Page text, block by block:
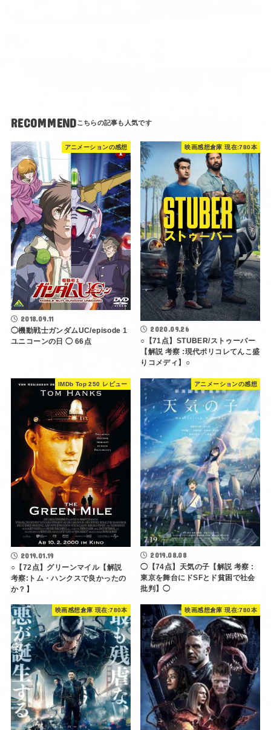
2018.09.11
◯機動戦士ガンダムUC/episode 1
ユニコーンの日 ◯ 66点
2020.09.26
○【71点】STUBER/ストゥーバー
【解説 考察 :現代ポリコレてんこ盛
りコメディ】○
IMDb Top 250 レビュー
2019.01.19
○【72点】グリーンマイル【解説
考察:トム・ハンクスで良かったの
か？】
アニメーションの感想
2019.08.08
◯【74点】天気の子【解説 考察 :
東京を舞台にドSFとド貧困で社会
批判】◯
映画感想倉庫 現在:780本
2018.11.07
△【57点】ヴェノム【ハリウッド
版『ど根性ガエル』が最高】△
映画感想倉庫 現在:780本
2021.12.13
△【59点】ヴェノム:レット・ゼ
ア・ビー・カーネイジ【解説 考
察：シナリオが惜しい】△
UHD BDレビュー IMDb Top 250 レビュー